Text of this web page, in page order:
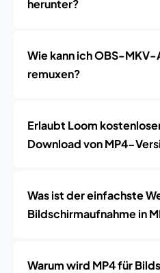
herunter?
Wie kann ich OBS-MKV-
remuxen?
Erlaubt Loom
Download von MP4-
Was ist der einfachste
Bildschirmaufnahme in
Warum wird MP4 für